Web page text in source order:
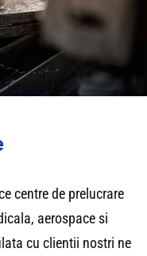
centre de prelucrare
aerospace si
cu clientii nostri ne